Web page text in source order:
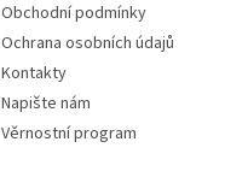
Obchodní podmínky
Ochrana osobních údajů
Kontakty
Napište nám
Věrnostní program